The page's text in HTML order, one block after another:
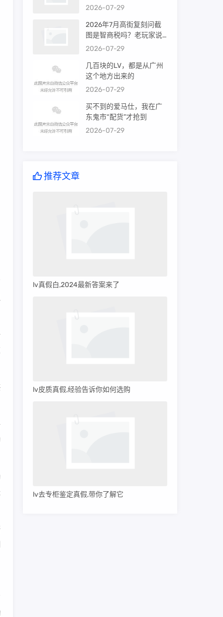
差距到底多大
2026-07-29
2026年7月高街复刻问截
图是智商税吗？老玩家说
出真相
2026-07-29
几百块的LV，都是从广州
这个地方出来的
2026-07-29
买不到的爱马仕，我在广
东鬼市“配货”才抢到
2026-07-29
推荐文章
lv真假白,2024最新答案来了
lv皮质真假,经验告诉你如何选购
lv去专柜鉴定真假,带你了解它